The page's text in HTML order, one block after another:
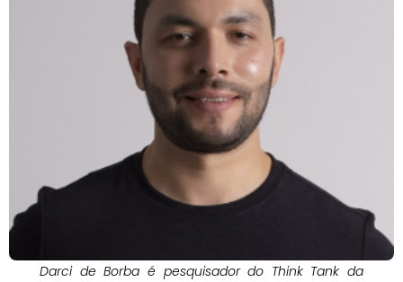
Darci de Borba é pesquisador do Think Tank da